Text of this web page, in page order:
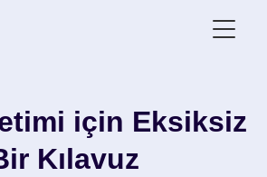
için Eksiksiz
Kılavuz